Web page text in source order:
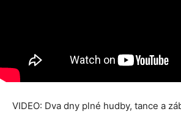
VIDEO: Dva dny plné hudby, tance a